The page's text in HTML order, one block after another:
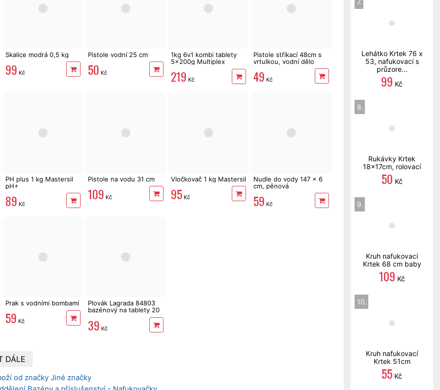
Skalice modrá 0,5 kg
99 Kč
Pistole vodní 25 cm
50 Kč
1kg 6v1 kombi tablety
5x200g Multiplex
219 Kč
Pistole stříkací 48cm s
vrtulkou, vodní dělo
49 Kč
PH plus 1 kg Mastersil
pH+
89 Kč
Pistole na vodu 31 cm
109 Kč
Vločkovač 1 kg Mastersil
95Kč
Nudle do vody 147 x 6
cm, pěnová
59 Kč
Prak s vodními bombami
59 Kč
Plovák Lagrada 84803
bazénový na tablety 20
39 Kč
DÁLE
od značky Jiné značky
7.
Lehátko Krtek 76 x
53, nafukovací s
průzore...
99 Kč
8.
Rukávky Krtek
18x17cm, rolovací
50 Kč
9.
Kruh nafukovací
Krtek 68 cm baby
109 Kč
10.
Kruh nafukovací
Krtek 51cm
55 Kč